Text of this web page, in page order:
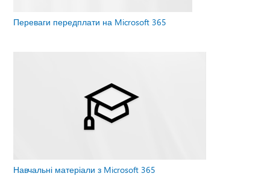
Переваги передплати на Microsoft 365
Навчальні матеріали з Microsoft 365